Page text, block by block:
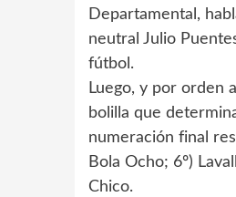
Departamental,
neutral Julio
fútbol.
Luego, y por orden
bolilla que
numeración final
Bola Ocho; 6º)
Chico.